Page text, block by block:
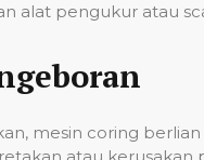
alat pengukur atau
mesin coring